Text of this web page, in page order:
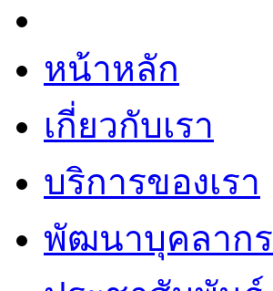
หน้าหลัก
เกี่ยวกับเรา
บริการของเรา
พัฒนาบุคลากร